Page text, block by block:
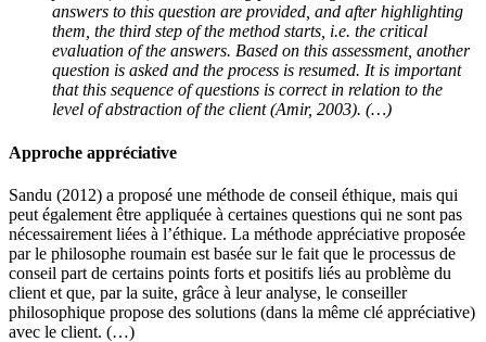
answers to this question are provided, and after highlighting
them, the third step of the method starts, i.e. the critical
evaluation of the answers. Based on this assessment, another
question is asked and the process is resumed. It is important
that this sequence of questions is correct in relation to the
level of abstraction of the client (Amir, 2003). (…)
Approche appréciative
Sandu (2012) a proposé une méthode de conseil éthique, mais qui
peut également être appliquée à certaines questions qui ne sont pas
nécessairement liées à l’éthique. La méthode appréciative proposée
par le philosophe roumain est basée sur le fait que le processus de
conseil part de certains points forts et positifs liés au problème du
client et que, par la suite, grâce à leur analyse, le conseiller
philosophique propose des solutions (dans la même clé appréciative)
avec le client. (…)